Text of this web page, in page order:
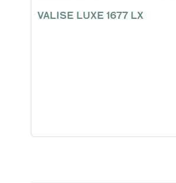
VALISE LUXE 1677 LX